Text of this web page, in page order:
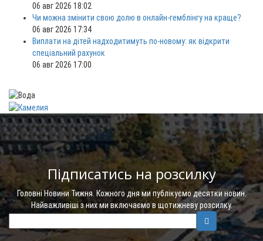
06 авг 2026 18:02
Чи можна змінити свою долю в онлайн-гемблінгу на краще?
06 авг 2026 17:34
Виплати на дітей надходитимуть по-новому: як відкрити
спеціальний рахунок
06 авг 2026 17:00
Підписатись на розсилку
Головні Новини Тижня. Кожного дня ми публікуємо десятки новин.
Найважливіші з них ми включаємо в щотижневу розсилку.